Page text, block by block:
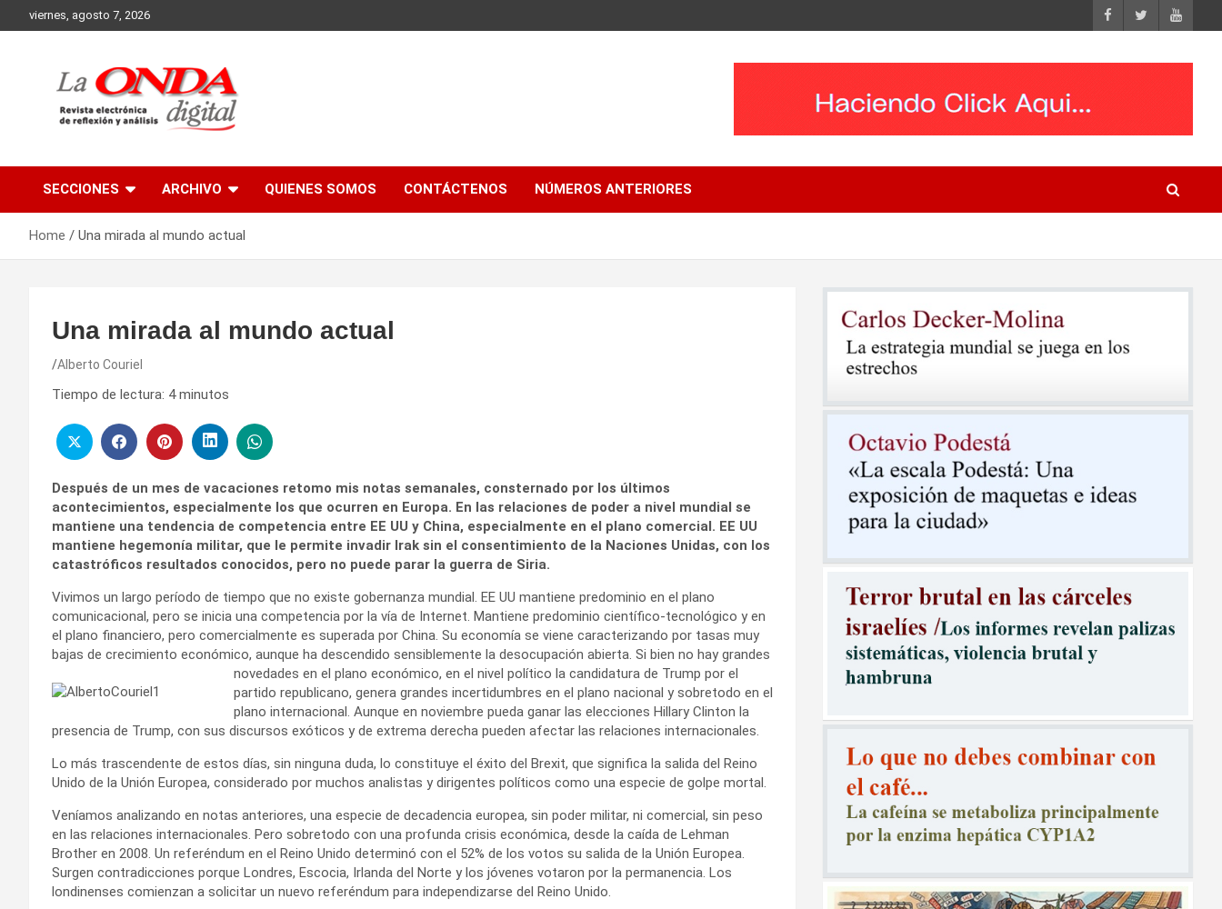
to
viernes, agosto 7, 2026
SECCIONES ARCHIVO QUIENES SOMOS CONTÁCTENOS NÚMEROS ANTERIORES
Home Una mirada al mundo actual
Una mirada al mundo actual
Alberto Couriel
Tiempo de lectura: 4 minutos
Después de un mes de vacaciones retomo mis notas semanales, consternado por los últimos
acontecimientos, especialmente los que ocurren en Europa. En las relaciones de poder a nivel mundial se
mantiene una tendencia de competencia entre EE UU y China, especialmente en el plano comercial. EE UU
mantiene hegemonía militar, que le permite invadir Irak sin el consentimiento de la Naciones Unidas, con los
catastróficos resultados conocidos, pero no puede parar la guerra de Siria.
Vivimos un largo período de tiempo que no existe gobernanza mundial. EE UU mantiene predominio en el plano
comunicacional, pero se inicia una competencia por la vía de Internet. Mantiene predominio científico-tecnológico y en
el plano financiero, pero comercialmente es superada por China. Su economía se viene caracterizando por tasas muy
bajas de crecimiento económico, aunque ha descendido sensiblemente la desocupación abierta. Si bien no hay grandes
novedades en el plano económico, en el nivel político la candidatura de Trump por el
partido republicano, genera grandes incertidumbres en el plano nacional y sobretodo en el
plano internacional. Aunque en noviembre pueda ganar las elecciones Hillary Clinton la
presencia de Trump, con sus discursos exóticos y de extrema derecha pueden afectar las relaciones internacionales.
Lo más trascendente de estos días, sin ninguna duda, lo constituye el éxito del Brexit, que significa la salida del Reino
Unido de la Unión Europea, considerado por muchos analistas y dirigentes políticos como una especie de golpe mortal.
Veníamos analizando en notas anteriores, una especie de decadencia europea, sin poder militar, ni comercial, sin peso
en las relaciones internacionales. Pero sobretodo con una profunda crisis económica, desde la caída de Lehman
Brother en 2008. Un referéndum en el Reino Unido determinó con el 52% de los votos su salida de la Unión Europea.
Surgen contradicciones porque Londres, Escocia, Irlanda del Norte y los jóvenes votaron por la permanencia. Los
londinenses comienzan a solicitar un nuevo referéndum para independizarse del Reino Unido.